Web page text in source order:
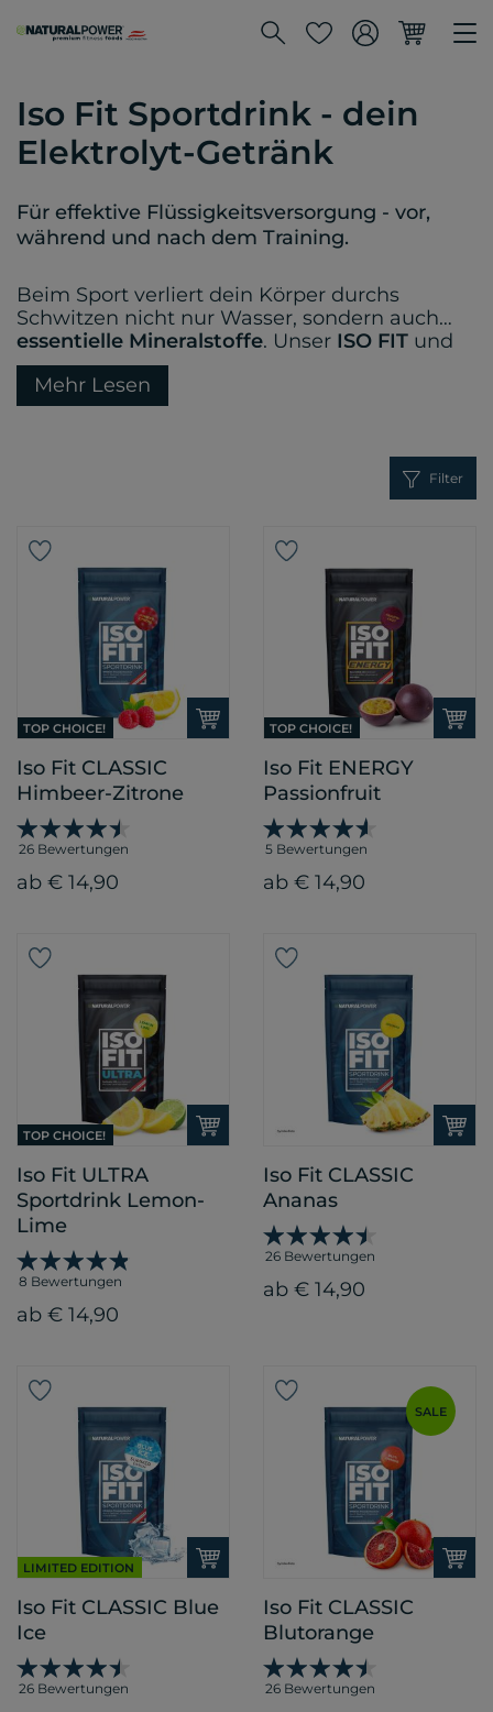
Iso Fit Sportdrink - dein
Elektrolyt-Getränk
Für effektive Flüssigkeitsversorgung - vor,
während und nach dem Training.
Beim Sport verliert dein Körper durchs
Schwitzen nicht nur Wasser, sondern auch
essentielle Mineralstoffe. Unser ISO FIT und
ISO FIT ULTRAhilft, diesen Verlust
auszugleichen und frühzeitige Ermüdung und
Muskelkrämpfe vorzubeugen. Unser
gibt es in
vielen erfrischenden Geschmacksrichtungen
– finde deinen Favoriten! Auch als praktische
FITS gibt es auch die
passenden
Trinkflaschenin 500ml und 1000ml.
Mehr Lesen
Filter
TOP CHOICE!
Iso Fit CLASSIC
Himbeer-Zitrone
26 Bewertungen
ab € 14,90
TOP CHOICE!
Iso Fit ENERGY
Passionfruit
5 Bewertungen
ab € 14,90
TOP CHOICE!
Iso Fit ULTRA
Sportdrink Lemon-
Lime
8 Bewertungen
ab € 14,90
Iso Fit CLASSIC
Ananas
26 Bewertungen
ab € 14,90
LIMITED EDITION
Iso Fit CLASSIC Blue
Ice
26 Bewertungen
SALE
Iso Fit CLASSIC
Blutorange
26 Bewertungen